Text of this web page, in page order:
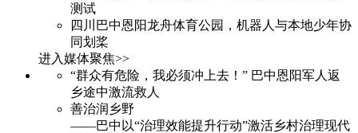
测试
四川巴中恩阳龙舟体育公园，机器人与本地少年协
同划桨
进入媒体聚焦>>
“群众有危险，我必须冲上去！” 巴中恩阳军人返
乡途中激流救人
善治润乡野
——巴中以“治理效能提升行动”激活乡村治理现代